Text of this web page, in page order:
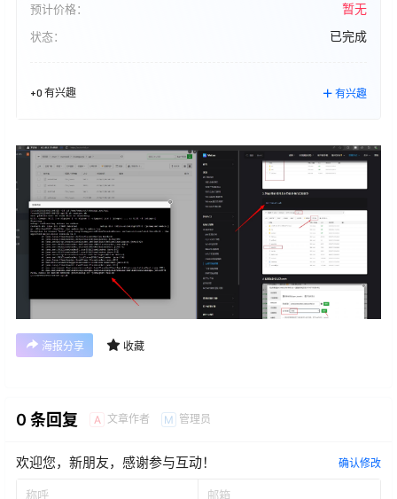
预计价格： 暂无
状态： 已完成
+0 有兴趣 有兴趣
海报分享 收藏
0 条回复 A 文章作者 M 管理员
欢迎您，新朋友，感谢参与互动！ 确认修改